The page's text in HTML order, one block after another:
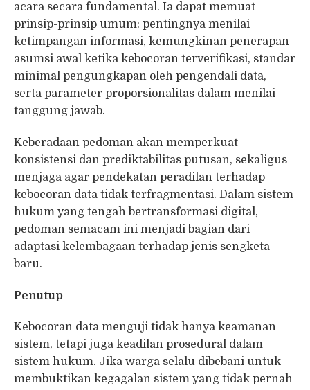
acara secara fundamental. Ia dapat memuat
prinsip-prinsip umum: pentingnya menilai
ketimpangan informasi, kemungkinan penerapan
asumsi awal ketika kebocoran terverifikasi, standar
minimal pengungkapan oleh pengendali data,
serta parameter proporsionalitas dalam menilai
tanggung jawab.
Keberadaan pedoman akan memperkuat
konsistensi dan prediktabilitas putusan, sekaligus
menjaga agar pendekatan peradilan terhadap
kebocoran data tidak terfragmentasi. Dalam sistem
hukum yang tengah bertransformasi digital,
pedoman semacam ini menjadi bagian dari
adaptasi kelembagaan terhadap jenis sengketa
baru.
Penutup
Kebocoran data menguji tidak hanya keamanan
sistem, tetapi juga keadilan prosedural dalam
sistem hukum. Jika warga selalu dibebani untuk
membuktikan kegagalan sistem yang tidak pernah